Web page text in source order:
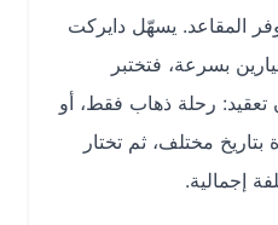
يسهّل دايركت
بسرعة، فتختبر
رحلة ذهاب فقط، أو
مختلف، ثم تختار